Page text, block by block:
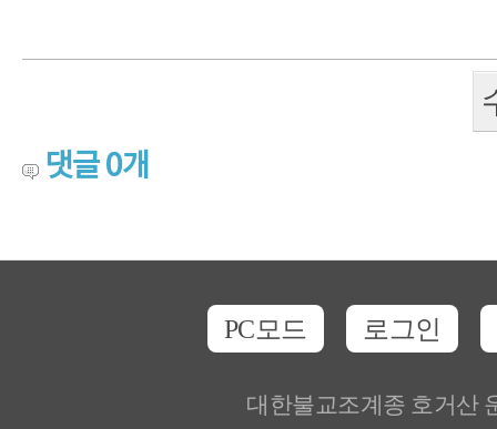
댓글0개
PC모드 로그인
대한불교조계종 호거산